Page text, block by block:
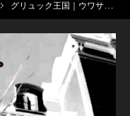
グリュック王国｜ウワサの心霊話